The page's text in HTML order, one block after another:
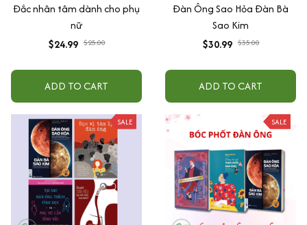
Đắc nhân tâm dành cho phụ
nữ
$24.99 $25.00
ADD TO CART
Đàn Ông Sao Hỏa Đàn Bà
Sao Kim
$30.99 $35.00
ADD TO CART
SALE SALE